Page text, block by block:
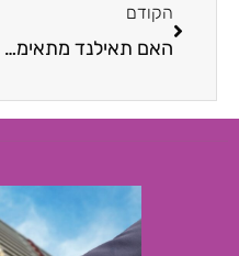
הקודם
האם תאילנד מתאימה גם למשפחות?